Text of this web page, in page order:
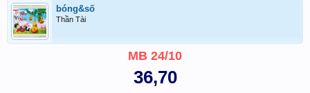
bóng&số
Thần Tài
MB 24/10
36,70